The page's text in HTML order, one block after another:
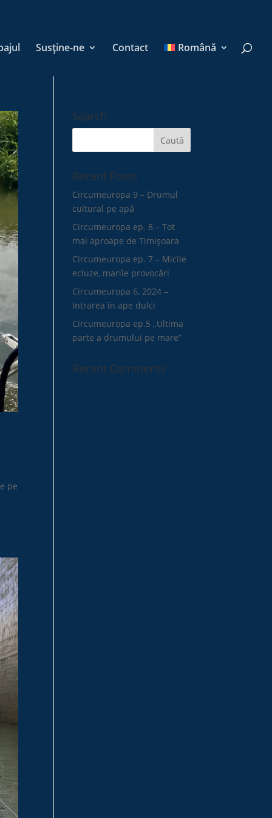
Susține-ne Contact Română
pe
Search
Recent Posts
Circumeuropa 9 – Drumul
cultural pe apă
Circumeuropa ep. 8 – Tot
mai aproape de Timișoara
Circumeuropa ep. 7 – Micile
ecluze, marile provocări
Circumeuropa 6, 2024 –
Intrarea în ape dulci
Circumeuropa ep.5 „Ultima
parte a drumului pe mare”
Recent Comments